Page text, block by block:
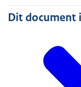
Dit document